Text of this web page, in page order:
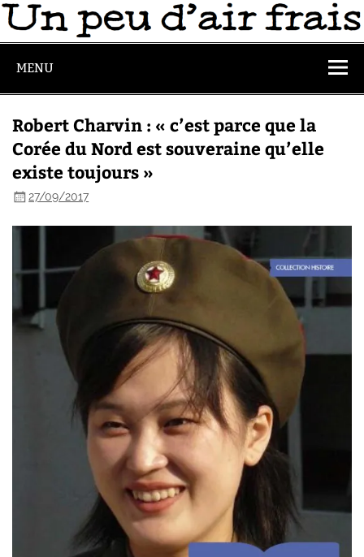
MENU
Robert Charvin : « c’est parce que la
Corée du Nord est souveraine qu’elle
existe toujours »
27/09/2017